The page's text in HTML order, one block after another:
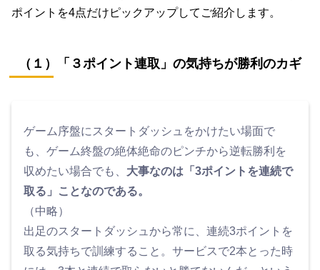
ポイントを4点だけピックアップしてご紹介します。
（１）「３ポイント連取」の気持ちが勝利のカギ
ゲーム序盤にスタートダッシュをかけたい場面で
も、ゲーム終盤の絶体絶命のピンチから逆転勝利を
収めたい場合でも、 大事なのは「3ポイントを連続で
取る」ことなのである。
（中略）
出足のスタートダッシュから常に、連続3ポイントを
取る気持ちで訓練すること。サービスで2本とった時